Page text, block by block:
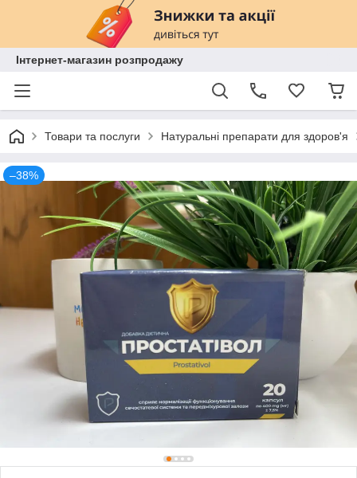
Інтернет-магазин розпродажу
Товари та послуги Натуральні препарати для здоров'я
–38%